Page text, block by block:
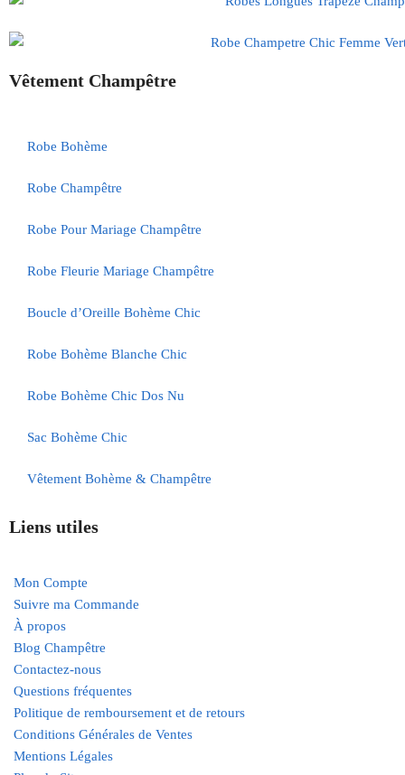
Vêtement Champêtre
Robe Bohème
Robe Champêtre
Robe Pour Mariage Champêtre
Robe Fleurie Mariage Champêtre
Boucle d’Oreille Bohème Chic
Robe Bohème Blanche Chic
Robe Bohème Chic Dos Nu
Sac Bohème Chic
Vêtement Bohème & Champêtre
Liens utiles
Mon Compte
Suivre ma Commande
À propos
Blog Champêtre
Contactez-nous
Questions fréquentes
Politique de remboursement et de retours
Conditions Générales de Ventes
Mentions Légales